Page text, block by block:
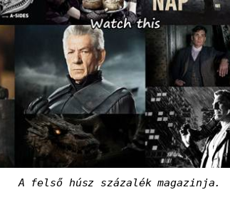
A felső húsz százalék magazinja.